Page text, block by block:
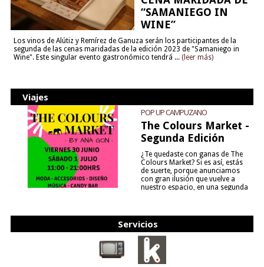
“SAMANIEGO IN
WINE”
Los vinos de Alútiz y Remírez de Ganuza serán los participantes de la
segunda de las cenas maridadas de la edición 2023 de "Samaniego in
Wine". Este singular evento gastronómico tendrá ... (leer más)
Viajes
POP UP CAMPUZANO
The Colours Market -
Segunda Edición
¿Te quedaste con ganas de The
Colours Market? Si es así, estás
de suerte, porque anunciamos
con gran ilusión que vuelve a
nuestro espacio, en una segunda
Servicios